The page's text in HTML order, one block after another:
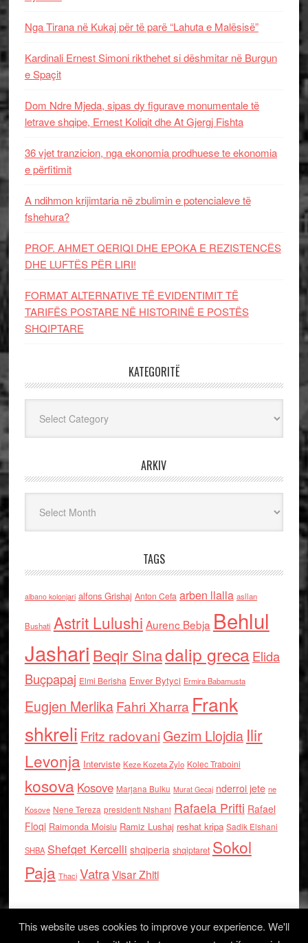
Nga Tirana në Kukaj për të parë “Lahuta e Malësisë”
Kardinali Ernest Simoni rikthehet si dëshmitar në Burgun
e Spaçit
Dom Ndre Mjeda, sipas dy figurave monumentale të
letrave shqipe, Ernest Koliqit dhe At Gjergj Fishta
36 vjet tranzicion, nga ekonomia prodhuese te ekonomia
e përfitimit
A ndihmon krijimtaria në zbulimin e potencialeve të
fshehura?
PROF. AHMET QERIQI DHE EPOKA E REZISTENCЁS
DHE LUFTЁS PЁR LIRI!
FORMAT ALTERNATIVE TË EVIDENTIMIT TË
TARIFËS POSTARE NË HISTORINË E POSTËS
SHQIPTARE
KATEGORITË
ARKIV
TAGS
albano kolonjari alfons Grishaj Anton Cefa arben llalla asllan
Bushati Astrit Lulushi Aurenc Bebja Behlul
Jashari Beqir Sinadalip grecaElida
Buçpapaj Elmi Berisha Enver Bytyci Ermira Babamusta
Eugjen MerlikaFahri Xharra Frank
shkreli Fritz radovaniGezim Llojdia Ilir
Levonja Interviste Keze Kozeta Zylo Kolec Traboini
kosova Kosove Marjana Bulku Murat Gecaj nderroi jete ne
Kosove Nene Tereza presidenti Nishani Rafaela Prifti Rafael
Floqi Raimonda Moisiu Ramiz Lushaj reshat kripa Sadik Elshani
SHBA Shefqet Kercelli shqiperia shqiptaret Sokol
Paja Thaci VatraVisar Zhiti
This website uses cookies to improve your experience. We'll